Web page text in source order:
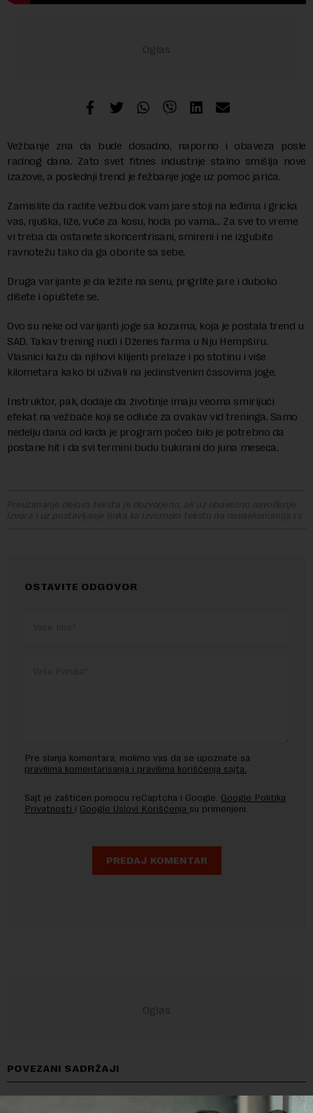
Vežbanje zna da bude dosadno, naporno i obaveza posle
radnog dana. Zato svet fitnes industrije stalno smišlja nove
izazove, a poslednji trend je fežbanje joge uz pomoć jarića.
Zamislite da radite vežbu dok vam jare stoji na leđima i gricka
vas, njuška, liže, vuče za kosu, hoda po vama… Za sve to vreme
vi treba da ostanete skoncentrisani, smireni i ne izgubite
ravnotežu tako da ga oborite sa sebe.
Druga varijante je da ležite na senu, prigrlite jare i duboko
dišete i opuštete se.
Ovo su neke od varijanti joge sa kozama, koja je postala trend u
SAD. Takav trening nudi i Dženes farma u Nju Hempširu.
Vlasnici kažu da njihovi klijenti prelaze i po stotinu i više
kilometara kako bi uživali na jedinstvenim časovima joge.
Instruktor, pak, dodaje da životinje imaju veoma smirijući
efekat na vežbače koji se odluče za ovakav vid treninga. Samo
nedelju dana od kada je program počeo bilo je potrebno da
postane hit i da svi termini budu bukirani do juna meseca.
Preuzimanje delova teksta je dozvoljeno, ali uz obavezno navođenje
izvora i uz postavljanje linka ka izvornom tekstu na novaekonomija.rs
OSTAVITE ODGOVOR
Pre slanja komentara, molimo vas da se upoznate sa
pravilima komentarisanja i pravilima korišćenja sajta.
Sajt je zaštićen pomocu reCaptcha i Google. Google Politika
Privatnosti i Google Uslovi Korišćenja su primenjeni.
POVEZANI SADRŽAJI